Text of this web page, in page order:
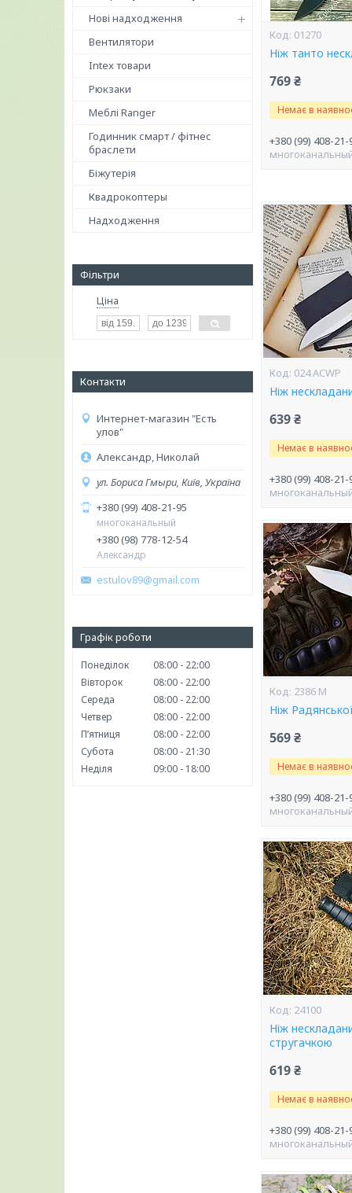
Нові надходження
Вентилятори
Intex товари
Рюкзаки
Меблі Ranger
Годинник смарт / фітнес
браслети
Біжутерія
Квадрокоптеры
Надходження
Фільтри
Ціна
Контакти
Интернет-магазин "Есть
улов"
Александр, Николай
ул. Бориса Гмыри, Київ, Україна
+380 (99) 408-21-95
многоканальный
+380 (98) 778-12-54
Александр
estulov89@gmail.com
Графік роботи
Понеділок 08:00
22:00
Вівторок
08:00
22:00
Середа
08:00
22:00
Четвер
08:00
22:00
Пʼятниця
08:00
22:00
Субота
08:00
21:30
Неділя
09:00 18:00
01270
Ніж танто
769 ₴
Немає в
+380 (99) 408-21-
024 ACWP
Ніж
639 ₴
Немає в
+380 (99) 408-21-
2386 M
Ніж
569 ₴
Немає в
+380 (99) 408-21-
24100
Ніж
стругачкою
619 ₴
Немає в
+380 (99) 408-21-